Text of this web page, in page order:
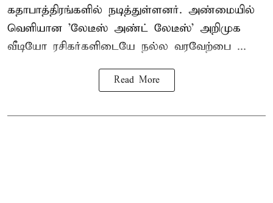
கதாபாத்திரங்களில் நடித்துள்ளனர். அண்மையில்
வெளியான 'லேடீஸ் அண்ட் லேடீஸ்' அறிமுக
வீடியோ ரசிகர்களிடையே நல்ல வரவேற்பை ...
Read More